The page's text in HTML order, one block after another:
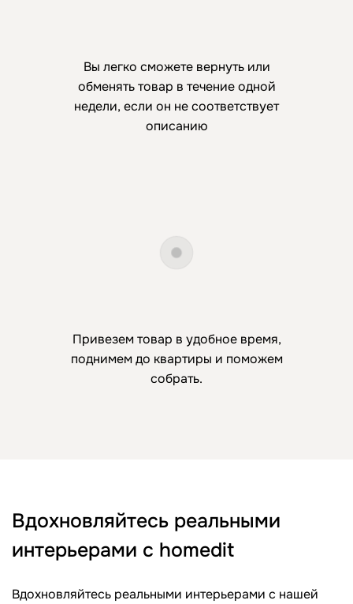
Вы легко сможете вернуть или
обменять товар в течение одной
недели, если он не соответствует
описанию
Привезем товар в удобное время,
поднимем до квартиры и поможем
собрать.
Вдохновляйтесь реальными
интерьерами с homedit
Вдохновляйтесь реальными интерьерами с нашей